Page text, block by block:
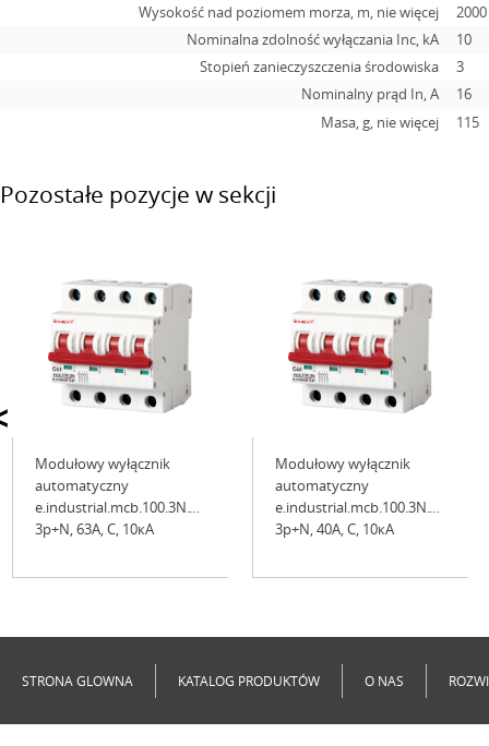
Wysokość nad poziomem morza, m, nie więcej
2000
Nominalna zdolność wyłączania Inc, kA
10
Stopień zanieczyszczenia środowiska
3
Nominalny prąd In, А
16
Masa, g, nie więcej
115
Pozostałe pozycje w sekcji
Modułowy wyłącznik
automatyczny
e.industrial.mcb.100.3N.C63,
3р+N, 63А, C, 10кА
Modułowy wyłącznik
automatyczny
e.industrial.mcb.100.3N.C40,
3р+N, 40А, C, 10кА
STRONA GLOWNA KATALOG PRODUKTÓW O NAS